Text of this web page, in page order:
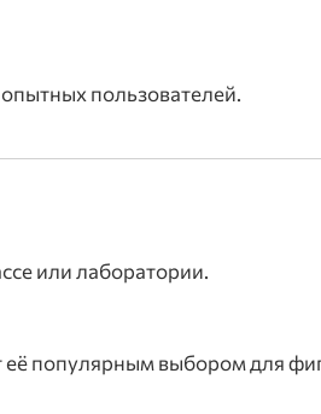
пользователей.
или лаборатории.
её популярным выбором для